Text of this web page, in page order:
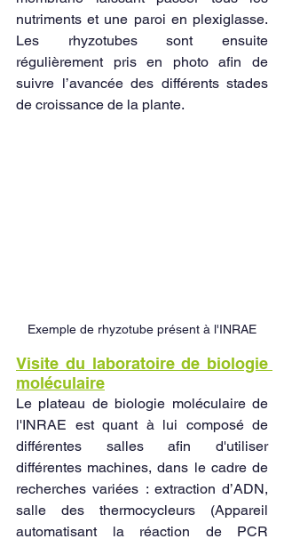
nutriments et une paroi en plexiglasse.
Les rhyzotubes sont ensuite
régulièrement pris en photo afin de
suivre l’avancée des différents stades
de croissance de la plante.
Exemple de rhyzotube présent à l'INRAE
Visite du laboratoire de biologie
moléculaire
Le plateau de biologie moléculaire de
l'INRAE est quant à lui composé de
différentes salles afin d'utiliser
différentes machines, dans le cadre de
recherches variées : extraction d’ADN,
salle des thermocycleurs (Appareil
automatisant la réaction de PCR